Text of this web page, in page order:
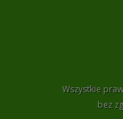
Wszystkie
bez